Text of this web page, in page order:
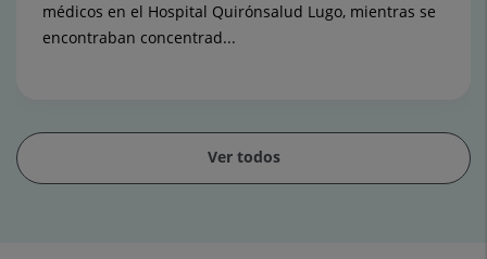
médicos en el Hospital Quirónsalud Lugo, mientras se
encontraban concentrad...
Ver todos